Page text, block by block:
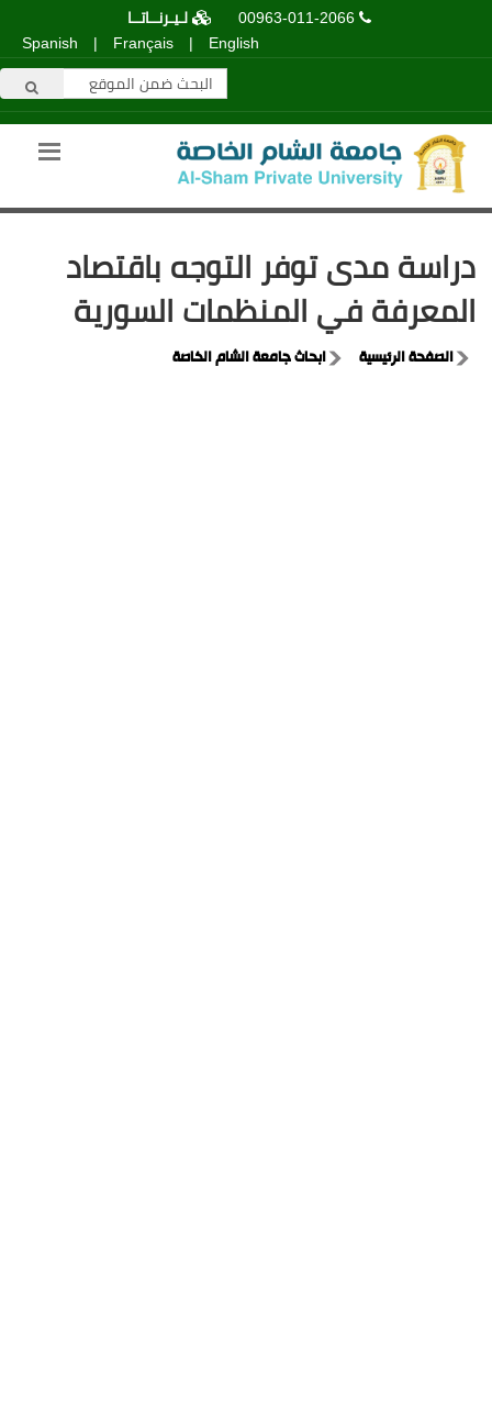
00963-011-2066
لـيـرنــاتــا
English
|
Français
|
Spanish
دراسة مدى توفر التوجه باقتصاد
المعرفة في المنظمات السورية
الصفحة الرئيسية ابحاث جامعة الشام الخاصة